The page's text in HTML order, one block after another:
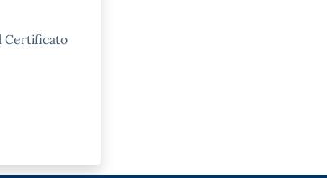
Certificato